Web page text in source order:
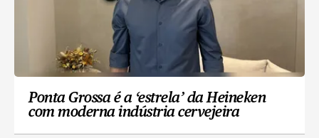
Ponta Grossa é a ‘estrela’ da Heineken
com moderna indústria cervejeira